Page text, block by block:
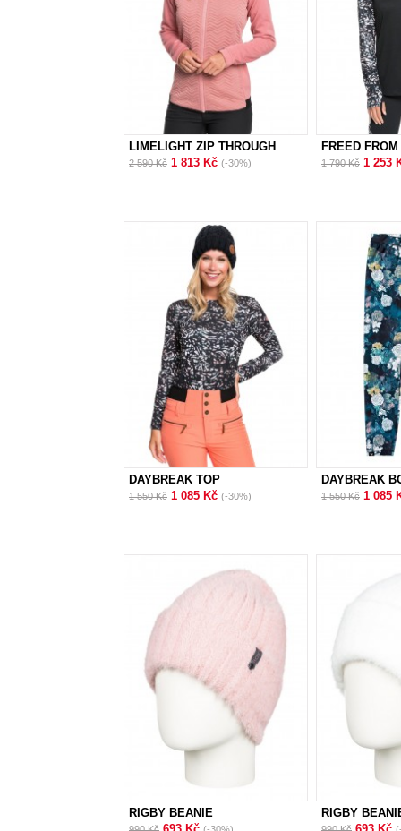
LIMELIGHT ZIP THROUGH
2 590 Kč 1 813 Kč (-30%)
FREED
1 790 Kč 1 253
DAYBREAK TOP
1 550 Kč 1 085 Kč (-30%)
DAYBREAK
1 550 Kč 1 085
RIGBY BEANIE RIGBY